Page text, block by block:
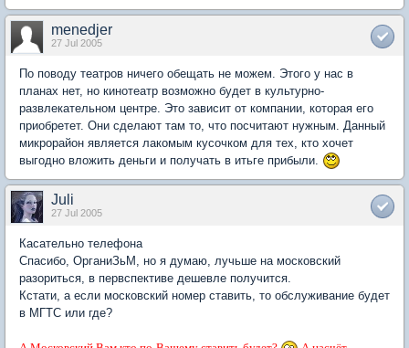
menedjer
27 Jul 2005
По поводу театров ничего обещать не можем. Этого у нас в
планах нет, но кинотеатр возможно будет в культурно-
развлекательном центре. Это зависит от компании, которая его
приобретет. Они сделают там то, что посчитают нужным. Данный
микрорайон является лакомым кусочком для тех, кто хочет
выгодно вложить деньги и получать в итьге прибыли.
Juli
27 Jul 2005
Касательно телефона
Спасибо, ОрганиЗьМ, но я думаю, лучьше на московский
разориться, в первспективе дешевле получится.
Кстати, а если московский номер ставить, то обслуживание будет
в МГТС или где?